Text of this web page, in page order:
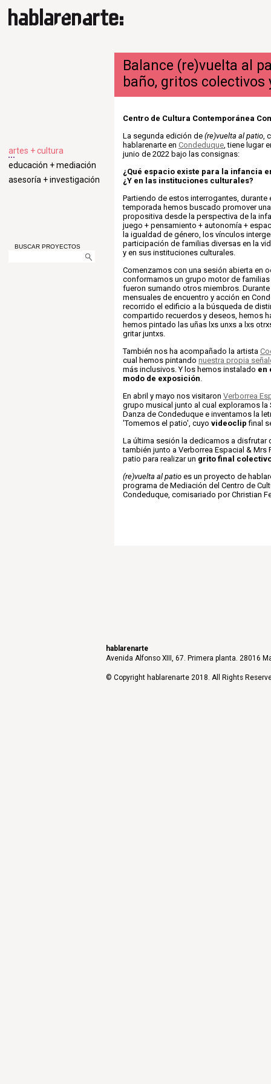
artes + cultura
educación + mediación
asesoría + investigación
BUSCAR PROYECTOS
Balance (re)vuelta al
baño, gritos
Centro de Cultura Contemporánea
La segunda edición de (re)vuelta al patio,
hablarenarte en Condeduque, tiene lugar
junio de 2022 bajo las consignas:
¿Qué espacio existe para la infancia
¿Y en las instituciones culturales?
Partiendo de estos interrogantes, durante
temporada hemos buscado promover
propositiva desde la perspectiva de la
juego + pensamiento + autonomía +
la igualdad de género, los vínculos
participación de familias diversas en la
y en sus instituciones culturales.
Comenzamos con una sesión abierta en
conformamos un grupo motor de familias
fueron sumando otros miembros.
mensuales de encuentro y acción en
recorrido el edificio a la búsqueda de
compartido recuerdos y deseos, hemos
hemos pintado las uñas lxs unxs a lxs
gritar juntxs.
También nos ha acompañado la artista
cual hemos pintando nuestra propia
más inclusivos. Y los hemos instalado en
modo de exposición.
En abril y mayo nos visitaron Verborrea
grupo musical junto al cual exploramos la
Danza de Condeduque e inventamos la
'Tomemos el patio', cuyo videoclipfinal
La última sesión la dedicamos a disfrutar
también junto a Verborrea Espacial & Mrs
patio para realizar un grito final
(re)vuelta al patio es un proyecto de
programa de Mediación del Centro de
Condeduque, comisariado por Christian
hablarenarte
Avenida Alfonso XIII, 67. Primera planta. 28016
© Copyright hablarenarte 2018. All Rights